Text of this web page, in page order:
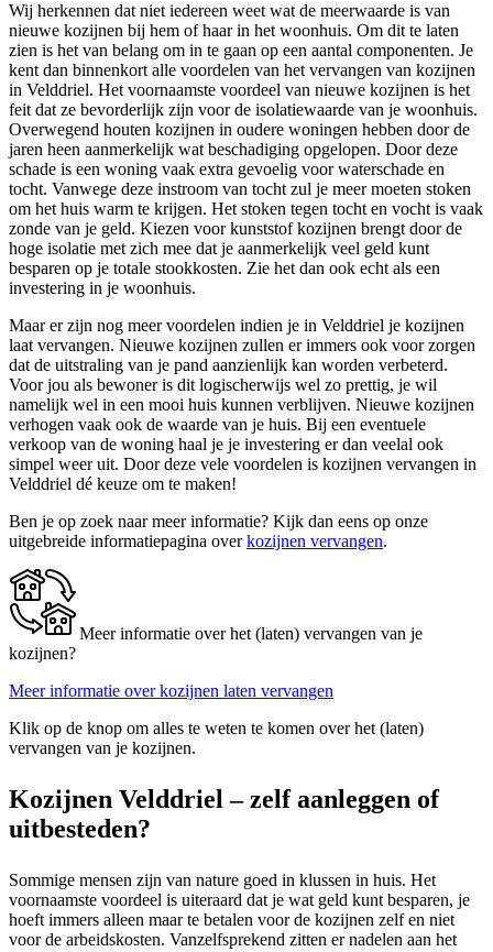
Wij herkennen dat niet iedereen weet wat de meerwaarde is van
nieuwe kozijnen bij hem of haar in het woonhuis. Om dit te laten
zien is het van belang om in te gaan op een aantal componenten. Je
kent dan binnenkort alle voordelen van het vervangen van kozijnen
in Velddriel. Het voornaamste voordeel van nieuwe kozijnen is het
feit dat ze bevorderlijk zijn voor de isolatiewaarde van je woonhuis.
Overwegend houten kozijnen in oudere woningen hebben door de
jaren heen aanmerkelijk wat beschadiging opgelopen. Door deze
schade is een woning vaak extra gevoelig voor waterschade en
tocht. Vanwege deze instroom van tocht zul je meer moeten stoken
om het huis warm te krijgen. Het stoken tegen tocht en vocht is vaak
zonde van je geld. Kiezen voor kunststof kozijnen brengt door de
hoge isolatie met zich mee dat je aanmerkelijk veel geld kunt
besparen op je totale stookkosten. Zie het dan ook echt als een
investering in je woonhuis.
Maar er zijn nog meer voordelen indien je in Velddriel je kozijnen
laat vervangen. Nieuwe kozijnen zullen er immers ook voor zorgen
dat de uitstraling van je pand aanzienlijk kan worden verbeterd.
Voor jou als bewoner is dit logischerwijs wel zo prettig, je wil
namelijk wel in een mooi huis kunnen verblijven. Nieuwe kozijnen
verhogen vaak ook de waarde van je huis. Bij een eventuele
verkoop van de woning haal je je investering er dan veelal ook
simpel weer uit. Door deze vele voordelen is kozijnen vervangen in
Velddriel dé keuze om te maken!
Ben je op zoek naar meer informatie? Kijk dan eens op onze
uitgebreide informatiepagina overkozijnen vervangen.
Meer informatie over het (laten) vervangen van je
kozijnen?
Meer informatie over kozijnen laten vervangen
Klik op de knop om alles te weten te komen over het (laten)
vervangen van je kozijnen.
Kozijnen Velddriel – zelf aanleggen of
uitbesteden?
Sommige mensen zijn van nature goed in klussen in huis. Het
voornaamste voordeel is uiteraard dat je wat geld kunt besparen, je
hoeft immers alleen maar te betalen voor de kozijnen zelf en niet
voor de arbeidskosten. Vanzelfsprekend zitten er nadelen aan het